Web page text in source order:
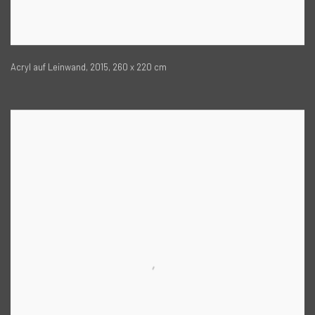
Acryl auf Leinwand, 2015, 260 x 220 cm